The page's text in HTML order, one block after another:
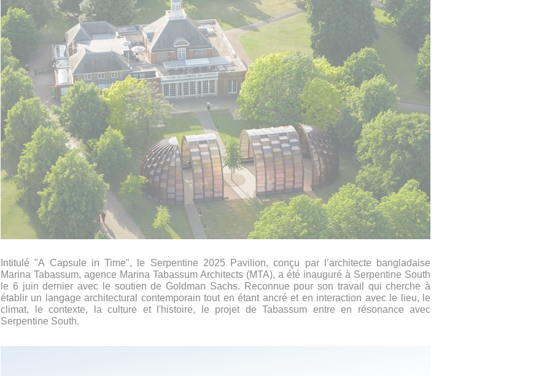
IntituléʺA Capsule in Timeʺ, le Serpentine 2025 Pavilion, conçu par l’architecte bangladaise
Marina Tabassum, agence Marina Tabassum Architects (MTA), a été inauguré à Serpentine South
le 6 juin dernier avec le soutien de Goldman Sachs.
Reconnue pour son travail qui cherche à
établir un langage architectural contemporain tout en étant ancré et en interaction avec le lieu, le
climat, le contexte, la culture et l'histoire, le projet de Tabassum entre en résonance avec
Serpentine South.